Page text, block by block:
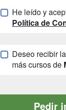
He leído y
Política de
Deseo recibir
más cursos de